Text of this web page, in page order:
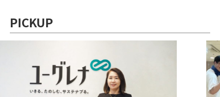
PICKUP